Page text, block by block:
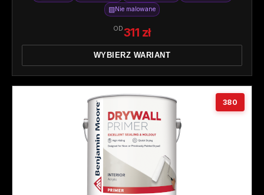
▨Nie malowane
OD311 zł
WYBIERZ WARIANT
380